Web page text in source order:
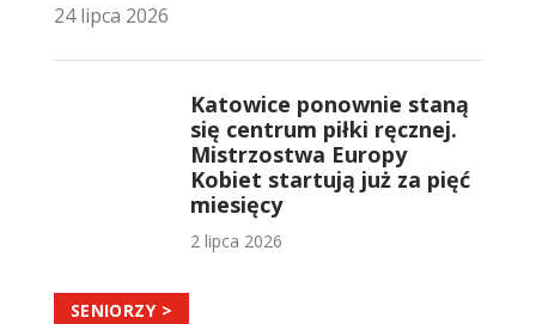
24 lipca 2026
Katowice ponownie staną
się centrum piłki ręcznej.
Mistrzostwa Europy
Kobiet startują już za pięć
miesięcy
2 lipca 2026
SENIORZY >